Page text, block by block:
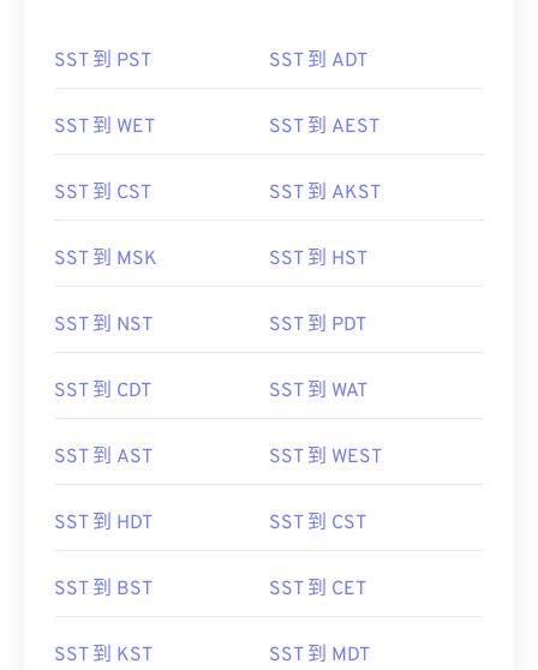
SST 到 PST SST 到 ADT
SST 到 WET SST 到 AEST
SST 到 CST SST 到 AKST
SST 到 MSK SST 到 HST
SST 到 NST SST 到 PDT
SST 到 CDT SST 到 WAT
SST 到 AST SST 到 WEST
SST 到 HDT SST 到 CST
SST 到 BST SST 到 CET
SST 到 KST SST 到 MDT